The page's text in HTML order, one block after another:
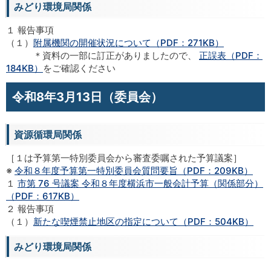
みどり環境局関係
１ 報告事項
（１） 附属機関の開催状況について（PDF：271KB）
＊資料の一部に訂正がありましたので、 正誤表（PDF：
184KB） をご確認ください
令和8年3月13日（委員会）
資源循環局関係
［１は予算第一特別委員会から審査委嘱された予算議案］
※ 令和８年度予算第一特別委員会質問要旨（PDF：209KB）
１ 市第 76 号議案 令和８年度横浜市一般会計予算（関係部分）
（PDF：617KB）
２ 報告事項
（１） 新たな喫煙禁止地区の指定について（PDF：504KB）
みどり環境局関係